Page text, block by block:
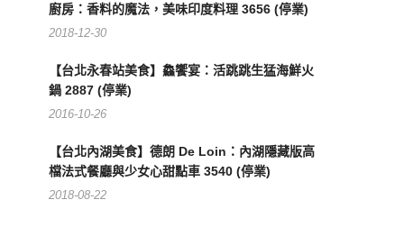
廚房：香料的魔法，美味印度料理 3656 (停業)
2018-12-30
【台北永春站美食】鱻饗宴：活跳跳生猛海鮮火
鍋 2887 (停業)
2016-10-26
【台北內湖美食】德朗 De Loin：內湖隱藏版高
檔法式餐廳與少女心甜點車 3540 (停業)
2018-08-22